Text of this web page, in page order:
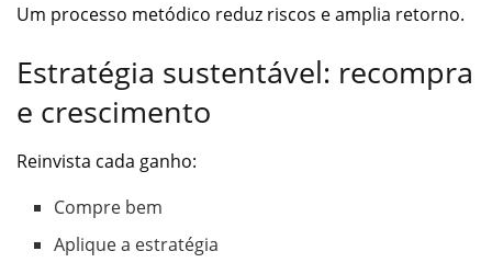
Um processo metódico reduz riscos e amplia retorno.
Estratégia sustentável: recompra
e crescimento
Reinvista cada ganho:
Compre bem
Aplique a estratégia